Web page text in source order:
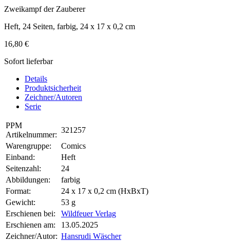
Zweikampf der Zauberer
Heft, 24 Seiten, farbig, 24 x 17 x 0,2 cm
16,80 €
Sofort lieferbar
Details
Produktsicherheit
Zeichner/Autoren
Serie
PPM
Artikelnummer:
321257
Warengruppe:
Comics
Einband:
Heft
Seitenzahl:
24
Abbildungen:
farbig
Format:
24 x 17 x 0,2 cm (HxBxT)
Gewicht:
53 g
Erschienen bei:
Wildfeuer Verlag
Erschienen am:
13.05.2025
Zeichner/Autor: Hansrudi Wäscher